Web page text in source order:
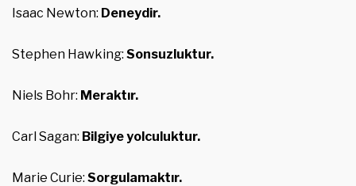
Isaac Newton: Deneydir.
Stephen Hawking: Sonsuzluktur.
Niels Bohr: Meraktır.
Carl Sagan: Bilgiye yolculuktur.
Marie Curie: Sorgulamaktır.